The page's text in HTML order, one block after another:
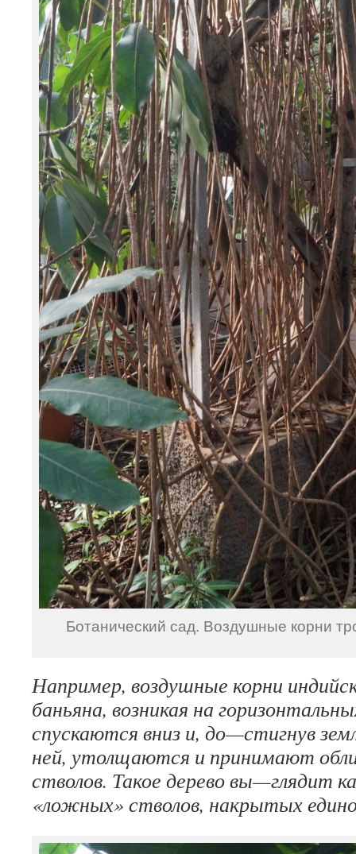
Ботанический сад. Воздушные корни
Например, воздушные корни
баньяна, возникая на
спускаются вниз и, до—стигнув
ней, утолщаются и принимают
стволов. Такое деревовы—глядит
«ложных» стволов, накрытых